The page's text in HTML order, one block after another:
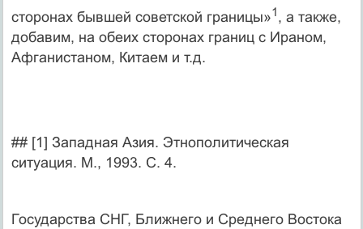
сторонах бывшей советской границы»1, а также,
добавим, на обеих сторонах границ с Ираном,
Афганистаном, Китаем и т.д.
## [1] Западная Азия. Этнополитическая
ситуация. М., 1993. С. 4.
Государства СНГ, Ближнего и Среднего Востока